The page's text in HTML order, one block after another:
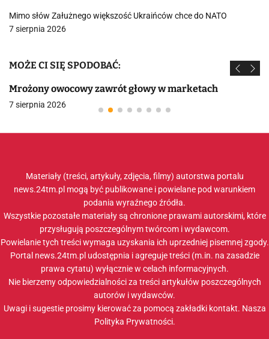
Mimo słów Załużnego większość Ukraińców chce do NATO
7 sierpnia 2026
MOŻE CI SIĘ SPODOBAĆ:
Mrożony owocowy zawrót głowy w marketach
7 sierpnia 2026
Materiały (treści, artykuły, zdjęcia, filmy) autorstwa portalu
news.24tm.pl mogą być publikowane i powielane pod warunkiem
podania wyraźnego źródła.
Wszystkie pozostałe materiały są chronione prawami autorskimi, które
przysługują poszczególnym twórcom i wydawcom.
Powielanie tych treści wymaga uzyskania ich uprzedniej pisemnej zgody.
Portal news.24tm.pl udostępnia i agreguje treści (m.in. na zasadzie
prawa cytatu) wyłącznie w celach informacyjnych.
Nie bierzemy odpowiedzialności za treści artykułów poszczególnych
autorów i wydawców.
Uwagi i sugestie prosimy kierować za pomocą zakładki kontakt. Nasza
Polityka Prywatności.